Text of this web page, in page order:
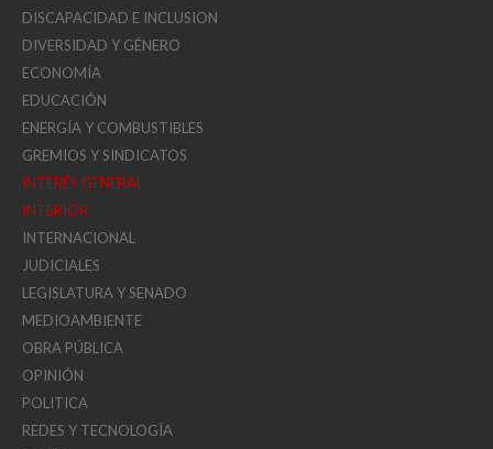
DISCAPACIDAD E INCLUSION
DIVERSIDAD Y GÉNERO
ECONOMÍA
EDUCACIÓN
ENERGÍA Y COMBUSTIBLES
GREMIOS Y SINDICATOS
INTERÉS GENERAL
INTERIOR
INTERNACIONAL
JUDICIALES
LEGISLATURA Y SENADO
MEDIOAMBIENTE
OBRA PÚBLICA
OPINIÓN
POLITICA
REDES Y TECNOLOGÍA